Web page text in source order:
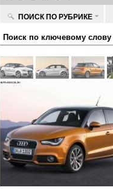
ПОИСК ПО РУБРИКЕ
Поиск по ключевому слову